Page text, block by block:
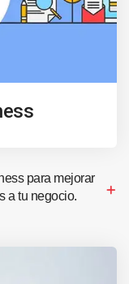
para mejorar
a tu negocio.